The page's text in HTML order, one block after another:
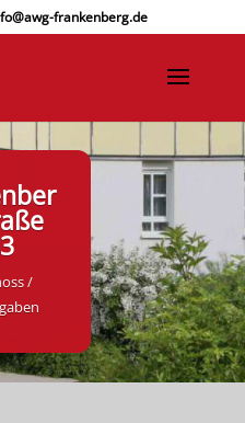
frankenberg.de
/